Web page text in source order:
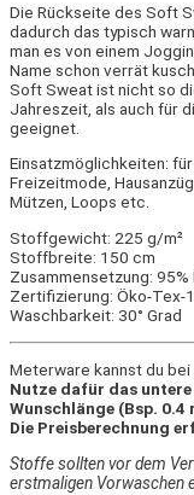
Die Rückseite des Soft
dadurch das typisch
man es von einem
Name schon verrät
Soft Sweat ist nicht so
Jahreszeit, als auch für
geeignet.
Einsatzmöglichkeiten:
Freizeitmode,
Mützen, Loops etc.
Stoffgewicht: 225 g/m²
Stoffbreite: 150 cm
Zusammensetzung: 95%
Zertifizierung: Öko-Tex-
Waschbarkeit: 30° Grad
Meterware kannst du
Nutze dafür das
Wunschlänge (Bsp. 0.4
Die Preisberechnung
Stoffe sollten vor dem
erstmaligen Vorwaschen